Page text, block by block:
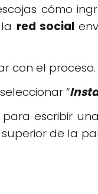
cómo
red social
con el proceso.
“
escribir
de la